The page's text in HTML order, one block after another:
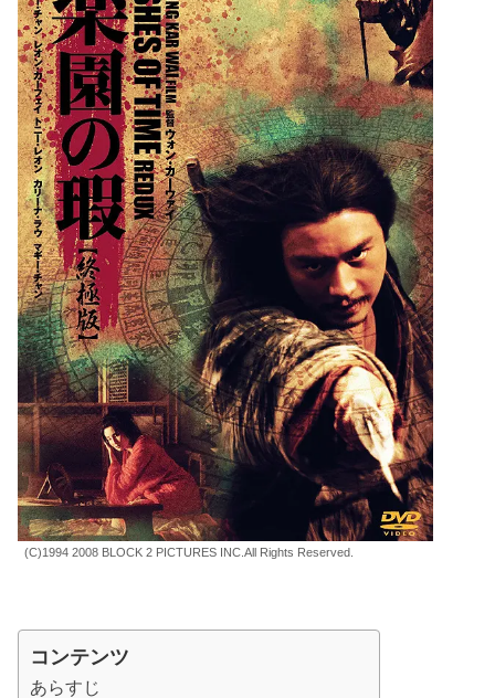
(C)1994 2008 BLOCK 2 PICTURES INC.All Rights Reserved.
コンテンツ
あらすじ